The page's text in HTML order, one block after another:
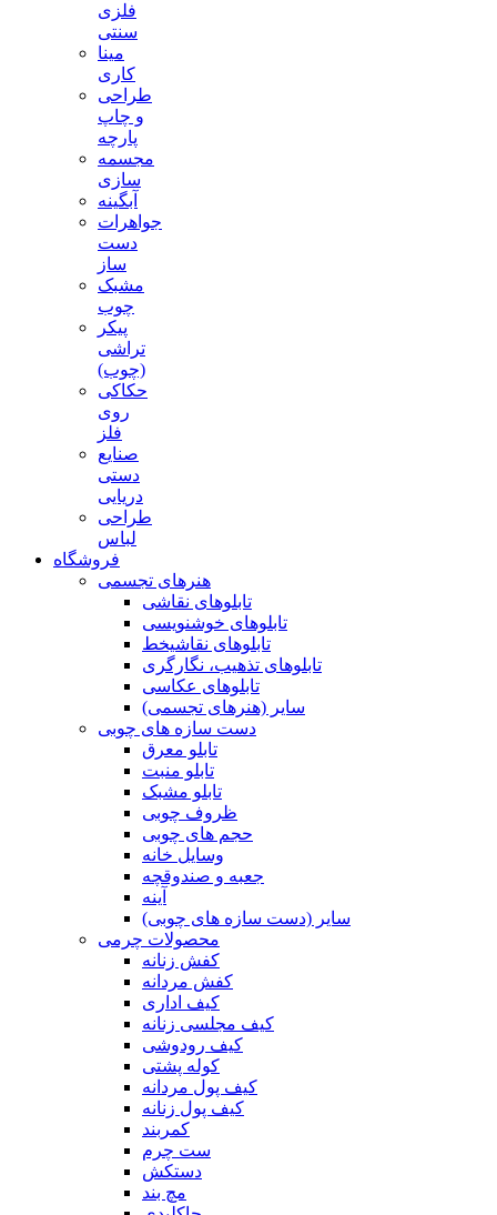
فلزی
سنتی
مینا
کاری
طراحی
و چاپ
پارچه
مجسمه
سازی
آبگینه
جواهرات
دست
ساز
مشبک
چوب
پیکر
تراشی
(چوب)
حکاکی
روی
فلز
صنایع
دستی
دریایی
طراحی
لباس
فروشگاه
هنرهای تجسمی
تابلوهای نقاشی
تابلوهای خوشنویسی
تابلوهای نقاشیخط
تابلوهای تذهیب، نگارگری
تابلوهای عکاسی
سایر (هنرهای تجسمی)
دست سازه های چوبی
تابلو معرق
تابلو منبت
تابلو مشبک
ظروف چوبی
حجم های چوبی
وسایل خانه
جعبه و صندوقچه
آینه
سایر (دست سازه های چوبی)
محصولات چرمی
کفش زنانه
کفش مردانه
کیف اداری
کیف مجلسی زنانه
کیف رودوشی
کوله پشتی
کیف پول مردانه
کیف پول زنانه
کمربند
ست چرم
دستکش
مچ بند